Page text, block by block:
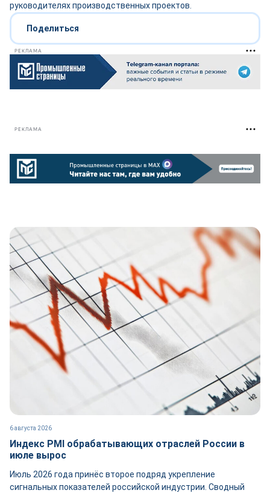
руководителях производственных проектов.
Поделиться
РЕКЛАМА
РЕКЛАМА
6 августа 2026
Индекс PMI обрабатывающих отраслей России в
июле вырос
Июль 2026 года принёс второе подряд укрепление
сигнальных показателей российской индустрии. Сводный